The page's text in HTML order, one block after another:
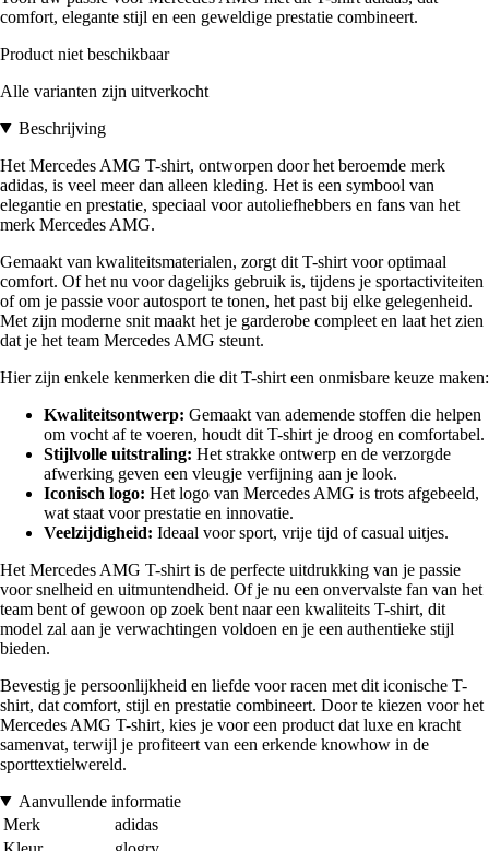
comfort, elegante stijl en een geweldige prestatie combineert.
Product niet beschikbaar
Alle varianten zijn uitverkocht
Beschrijving
Het Mercedes AMG T-shirt, ontworpen door het beroemde merk
adidas, is veel meer dan alleen kleding. Het is een symbool van
elegantie en prestatie, speciaal voor autoliefhebbers en fans van het
merk Mercedes AMG.
Gemaakt van kwaliteitsmaterialen, zorgt dit T-shirt voor optimaal
comfort. Of het nu voor dagelijks gebruik is, tijdens je sportactiviteiten
of om je passie voor autosport te tonen, het past bij elke gelegenheid.
Met zijn moderne snit maakt het je garderobe compleet en laat het zien
dat je het team Mercedes AMG steunt.
Hier zijn enkele kenmerken die dit T-shirt een onmisbare keuze maken:
Kwaliteitsontwerp: Gemaakt van ademende stoffen die helpen
om vocht af te voeren, houdt dit T-shirt je droog en comfortabel.
Stijlvolle uitstraling: Het strakke ontwerp en de verzorgde
afwerking geven een vleugje verfijning aan je look.
Iconisch logo: Het logo van Mercedes AMG is trots afgebeeld,
wat staat voor prestatie en innovatie.
Veelzijdigheid: Ideaal voor sport, vrije tijd of casual uitjes.
Het Mercedes AMG T-shirt is de perfecte uitdrukking van je passie
voor snelheid en uitmuntendheid. Of je nu een onvervalste fan van het
team bent of gewoon op zoek bent naar een kwaliteits T-shirt, dit
model zal aan je verwachtingen voldoen en je een authentieke stijl
bieden.
Bevestig je persoonlijkheid en liefde voor racen met dit iconische T-
shirt, dat comfort, stijl en prestatie combineert. Door te kiezen voor het
Mercedes AMG T-shirt, kies je voor een product dat luxe en kracht
samenvat, terwijl je profiteert van een erkende knowhow in de
sporttextielwereld.
Aanvullende informatie
Merk
adidas